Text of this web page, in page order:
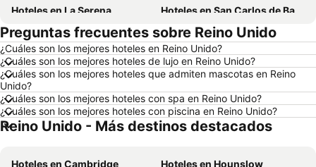
Hoteles en La Serena
Hoteles en San Carlos de Bariloche
Hoteles en Miami Beach
Hoteles en Pucón
Hoteles en Temuco
Hoteles en Puerto Montt
Hoteles en Las Vegas
Hoteles en Calama
Hoteles en Búzios
Hoteles en São Paulo
Hoteles en Curazao
Hoteles en Brasil
Hoteles en República Dominicana
Hoteles en Lacio
Preguntas frecuentes sobre Reino Unido
¿Cuáles son los mejores hoteles en Reino Unido?
¿Cuáles son los mejores hoteles de lujo en Reino Unido?
¿Cuáles son los mejores hoteles que admiten mascotas en Reino
Unido?
¿Cuáles son los mejores hoteles con spa en Reino Unido?
¿Cuáles son los mejores hoteles con piscina en Reino Unido?
Reino Unido - Más destinos destacados
Hoteles en Cambridge
Hoteles en Hounslow